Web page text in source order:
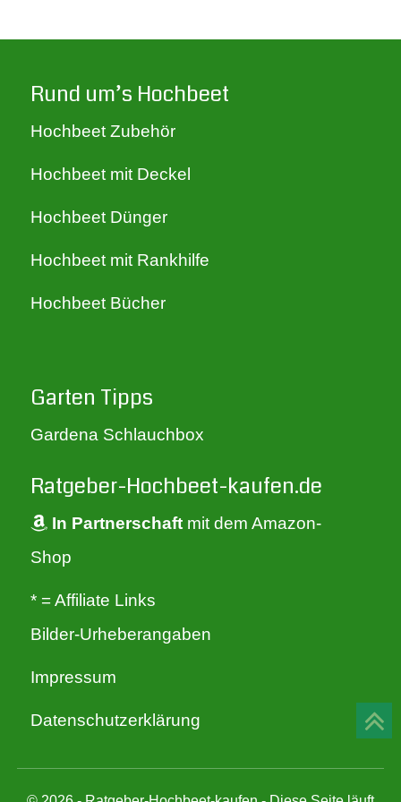
Gabiona
GardenFlora
Gartenwelt Riegelsberger
Rund um’s Hochbeet
Hochbeet Zubehör
Hochbeet mit Deckel
Hochbeet Dünger
Hochbeet mit Rankhilfe
Hochbeet Bücher
Garten Tipps
Gardena Schlauchbox
Ratgeber-Hochbeet-kaufen.de
In Partnerschaft mit dem Amazon-
Shop
* = Affiliate Links
Bilder-Urheberangaben
Impressum
Datenschutzerklärung